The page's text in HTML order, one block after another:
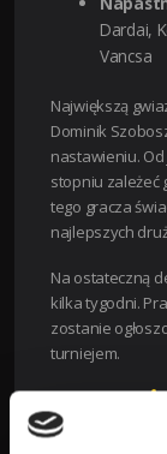
Dardai,
Vancsa
Największą
Dominik
nastawieniu.
stopniu zależeć
tego gracza
najlepszych
Na ostateczną
kilka tygodni.
zostanie
turniejem.
GDZIE
EUROPY